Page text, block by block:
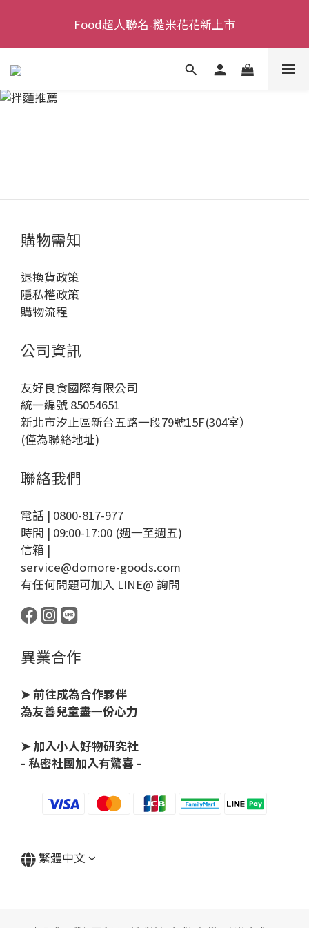
新會員活動 | 達購物門檻即享【免運 + 現折 $ 100 + 送
一包糙米花花 or 棒棒，口味隨機】
Food超人聯名-糙米花花新上市
新會員活動 | 達購物門檻即享【免運 + 現折 $ 100 + 送
一包糙米花花 or 棒棒，口味隨機】
購物需知
退換貨政策
隱私權政策
購物流程
公司資訊
友好良食國際有限公司
統一編號 85054651
新北市汐止區新台五路一段79號15F(304室）
(僅為聯絡地址)
聯絡我們
電話 | 0800-817-977
時間 | 09:00-17:00 (週一至週五)
信箱 |
service@domore-goods.com
有任何問題可加入 LINE@ 詢問
異業合作
➤ 前往成為合作夥伴
為友善兒童盡一份心力
➤ 加入小人好物研究社
- 私密社團加入有驚喜 -
繁體中文